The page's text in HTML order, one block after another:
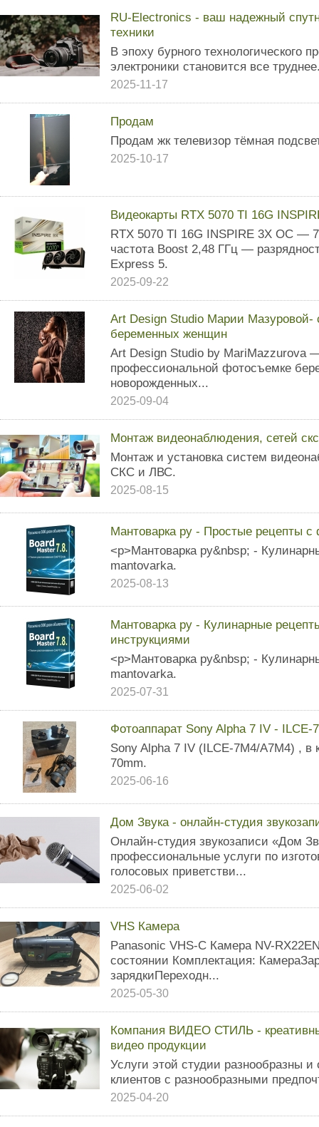
RU-Electronics - ваш надежный
техники
В эпоху бурного технологического
электроники становится все
2025-11-17
Продам
Продам жк телевизор тёмная
2025-10-17
Видеокарты RTX 5070 TI 16G
RTX 5070 TI 16G INSPIRE 3X OC —
частота Boost 2,48 ГГц —
Express 5.
2025-09-22
Art Design Studio Марии Мазуровой-
беременных женщин
Art Design Studio by MariMazzurova
профессиональной фотосъемке
новорожденных...
2025-09-04
Монтаж видеонаблюдения, сетей
Монтаж и устанoвкa систем
СКС и ЛВС.
2025-08-15
Мантоварка ру - Простые рецепты с
<p>Мантоварка ру&nbsp; -
mantovarka.
2025-08-13
Мантоварка ру - Кулинарные
инструкциями
<p>Мантоварка ру&nbsp; -
mantovarka.
2025-07-31
Фотоаппарат Sony Alpha 7 IV - ILCE-
Sony Alpha 7 IV (ILCE-7M4/A7M4) , в
70mm.
2025-06-16
Дом Звука - онлайн-студия
Онлайн-студия звукозаписи «Дом
профессиональные услуги по
голосовых приветстви...
2025-06-02
VHS Камера
Panasonic VHS-C Камера NV-
состоянии Комплектация:
зарядкиПереходн...
2025-05-30
Компания ВИДЕО СТИЛЬ -
видео продукции
Услуги этой студии разнообразны
клиентов с разнообразными
2025-04-20